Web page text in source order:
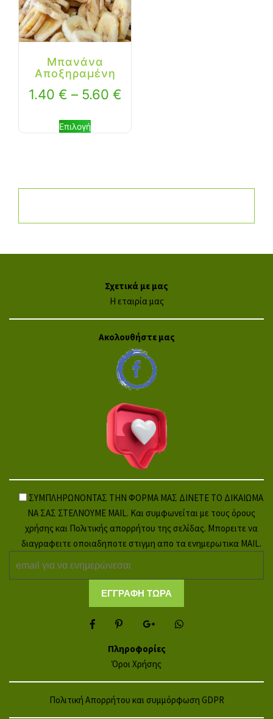
Μπανάνα
Αποξηραμένη
1.40 € – 5.60 €
Επιλογή
Σχετικά με μας
Η εταιρία μας
Ακολουθήστε μας
ΣΥΜΠΛΗΡΩΝΟΝΤΑΣ ΤΗΝ ΦΟΡΜΑ ΜΑΣ ΔΙΝΕΤΕ ΤΟ ΔΙΚΑΙΩΜΑ
ΝΑ ΣΑΣ ΣΤΕΛΝΟΥΜΕ MAIL. Και συμφωνείται με τους όρους
χρήσης και Πολιτικής απορρήτου της σελίδας. Μπορειτε να
διαγραφειτε οποιαδηποτε στιγμη απο τα ενημερωτικα MAIL.
Πληροφορίες
Όροι Χρήσης
Πολιτική Απορρήτου και συμμόρφωση GDPR